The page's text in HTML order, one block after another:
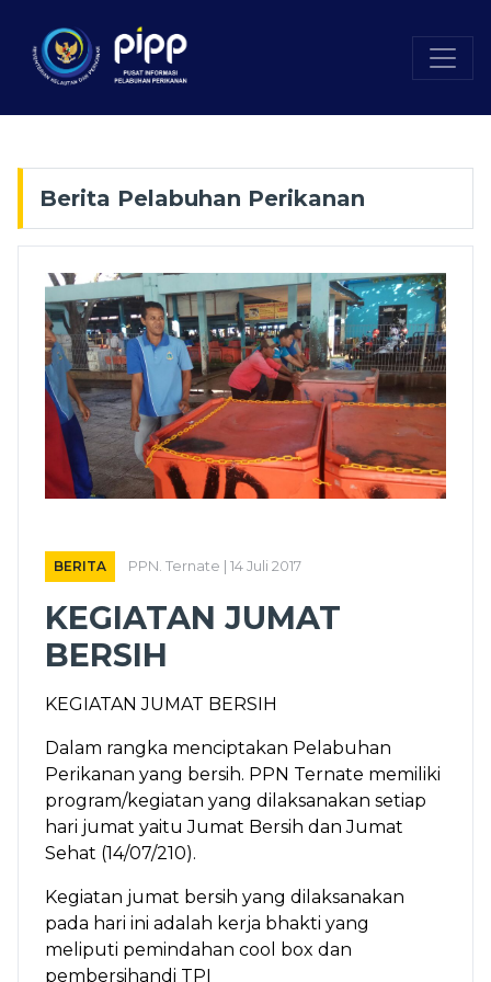
Berita Pelabuhan Perikanan
BERITA PPN. Ternate | 14 Juli 2017
KEGIATAN JUMAT
BERSIH
KEGIATAN JUMAT BERSIH
Dalam rangka menciptakan Pelabuhan
Perikanan yang bersih. PPN Ternate memiliki
program/kegiatan yang dilaksanakan setiap
hari jumat yaitu Jumat Bersih dan Jumat
Sehat (14/07/210).
Kegiatan jumat bersih yang dilaksanakan
pada hari ini adalah kerja bhakti yang
meliputi pemindahan cool box dan
pembersihandi TPI